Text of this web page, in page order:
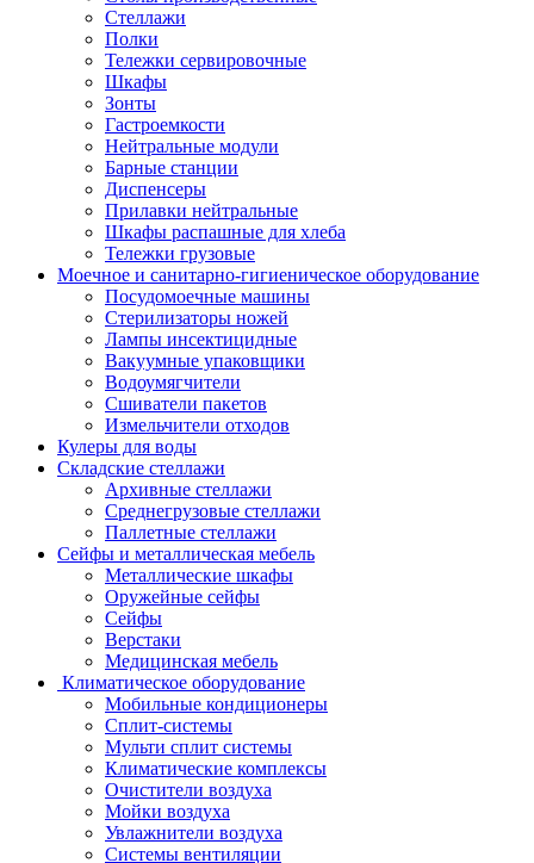
Стеллажи
Полки
Тележки сервировочные
Шкафы
Зонты
Гастроемкости
Нейтральные модули
Барные станции
Диспенсеры
Прилавки нейтральные
Шкафы распашные для хлеба
Тележки грузовые
Моечное и санитарно-гигиеническое оборудование
Посудомоечные машины
Стерилизаторы ножей
Лампы инсектицидные
Вакуумные упаковщики
Водоумягчители
Сшиватели пакетов
Измельчители отходов
Кулеры для воды
Складские стеллажи
Архивные стеллажи
Среднегрузовые стеллажи
Паллетные стеллажи
Сейфы и металлическая мебель
Металлические шкафы
Оружейные сейфы
Сейфы
Верстаки
Медицинская мебель
Климатическое оборудование
Мобильные кондиционеры
Сплит-системы
Мульти сплит системы
Климатические комплексы
Очистители воздуха
Мойки воздуха
Увлажнители воздуха
Системы вентиляции